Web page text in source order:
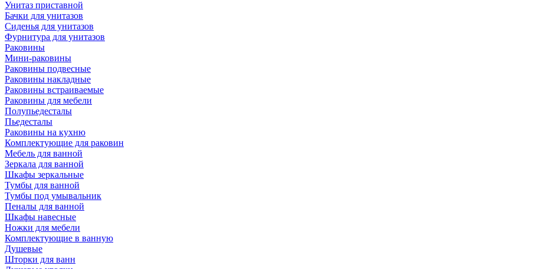
Унитаз приставной
Бачки для унитазов
Сиденья для унитазов
Фурнитура для унитазов
Раковины
Мини-раковины
Раковины подвесные
Раковины накладные
Раковины встраиваемые
Раковины для мебели
Полупьедесталы
Пьедесталы
Раковины на кухню
Комплектующие для раковин
Мебель для ванной
Зеркала для ванной
Шкафы зеркальные
Тумбы для ванной
Тумбы под умывальник
Пеналы для ванной
Шкафы навесные
Ножки для мебели
Комплектующие в ванную
Душевые
Шторки для ванн